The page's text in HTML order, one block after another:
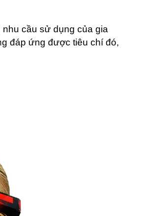
cầu sử dụng của gia
đáp ứng được tiêu chí đó,